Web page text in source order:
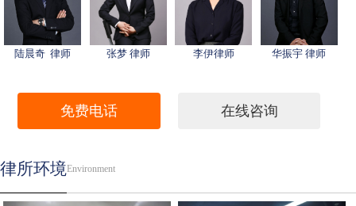
陆晨奇 律师 张梦 律师 李伊律师 华振宇 律师
免费电话 在线咨询
律所环境Environment